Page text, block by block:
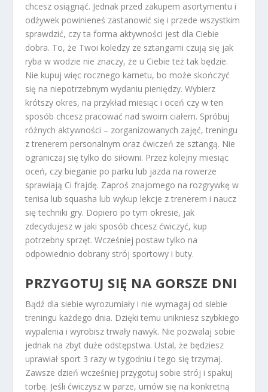
chcesz osiągnąć. Jednak przed zakupem asortymentu i
odżywek powinieneś zastanowić się i przede wszystkim
sprawdzić, czy ta forma aktywności jest dla Ciebie
dobra. To, że Twoi koledzy ze sztangami czują się jak
ryba w wodzie nie znaczy, że u Ciebie też tak będzie.
Nie kupuj więc rocznego karnetu, bo może skończyć
się na niepotrzebnym wydaniu pieniędzy. Wybierz
krótszy okres, na przykład miesiąc i oceń czy w ten
sposób chcesz pracować nad swoim ciałem. Spróbuj
różnych aktywności – zorganizowanych zajęć, treningu
z trenerem personalnym oraz ćwiczeń ze sztangą. Nie
ograniczaj się tylko do siłowni. Przez kolejny miesiąc
oceń, czy bieganie po parku lub jazda na rowerze
sprawiają Ci frajdę. Zaproś znajomego na rozgrywkę w
tenisa lub squasha lub wykup lekcje z trenerem i naucz
się techniki gry. Dopiero po tym okresie, jak
zdecydujesz w jaki sposób chcesz ćwiczyć, kup
potrzebny sprzęt. Wcześniej postaw tylko na
odpowiednio dobrany strój sportowy i buty.
PRZYGOTUJ SIĘ NA GORSZE DNI
Bądź dla siebie wyrozumiały i nie wymagaj od siebie
treningu każdego dnia. Dzięki temu unikniesz szybkiego
wypalenia i wyrobisz trwały nawyk. Nie pozwalaj sobie
jednak na zbyt duże odstępstwa. Ustal, że będziesz
uprawiał sport 3 razy w tygodniu i tego się trzymaj.
Zawsze dzień wcześniej przygotuj sobie strój i spakuj
torbę. Jeśli ćwiczysz w parze, umów się na konkretną